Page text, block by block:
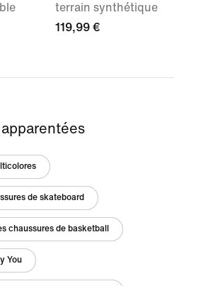
terrain synthétique
119,99 €
de skateboard
chaussures de basketball
You